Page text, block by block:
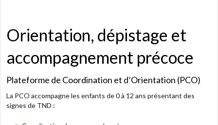
Orientation, dépistage et
accompagnement précoce
Plateforme de Coordination et d’Orientation (PCO)
La PCO accompagne les enfants de 0 à 12 ans présentant des
signes de TND :